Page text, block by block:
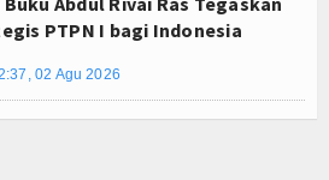
PTPN I bagi Indonesia
02 Agu 2026